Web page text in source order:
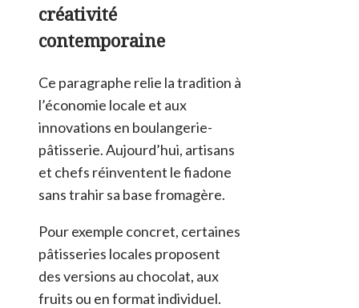
créativité
contemporaine
Ce paragraphe relie la tradition à
l’économie locale et aux
innovations en boulangerie-
pâtisserie. Aujourd’hui, artisans
et chefs réinventent le fiadone
sans trahir sa base fromagère.
Pour exemple concret, certaines
pâtisseries locales proposent
des versions au chocolat, aux
fruits ou en format individuel.